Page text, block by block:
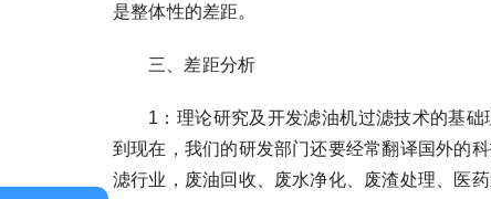
是整体性的差距。
三、差距分析
1：理论研究及开发滤油机过滤技术的基
到现在，我们的研发部门还要经常翻译国外的
滤行业，废油回收、废水净化、废渣处理、医